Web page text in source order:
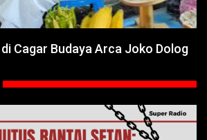
Cagar Budaya Arca Joko Dolog